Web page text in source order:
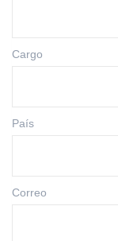
Cargo
País
Correo